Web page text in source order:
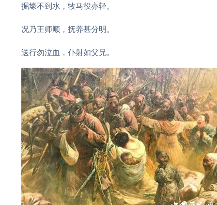
掘壕不到水，牧马役亦轻。
况乃王师顺，抚养甚分明。
送行勿泣血，仆射如父兄。